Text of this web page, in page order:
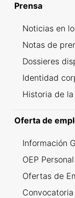
Prensa
Noticias en
Notas de
Dossieres
Identidad
Historia de la
Oferta de
Información
OEP
Ofertas de